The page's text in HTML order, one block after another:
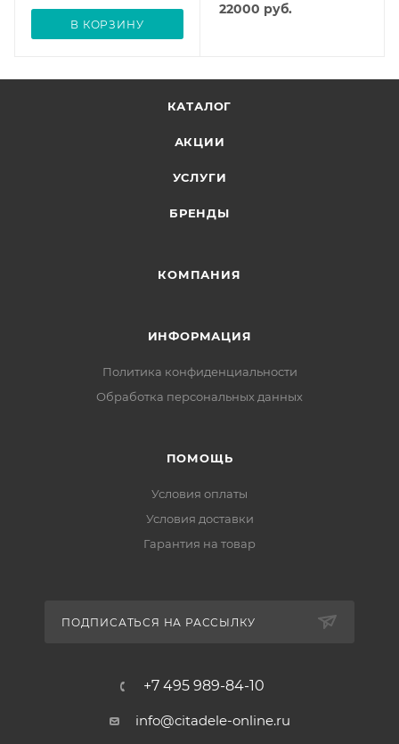
В КОРЗИНУ
22000 руб.
КАТАЛОГ
АКЦИИ
УСЛУГИ
БРЕНДЫ
КОМПАНИЯ
ИНФОРМАЦИЯ
Политика конфиденциальности
Обработка персональных данных
ПОМОЩЬ
Условия оплаты
Условия доставки
Гарантия на товар
ПОДПИСАТЬСЯ НА РАССЫЛКУ
+7 495 989-84-10
info@citadele-online.ru